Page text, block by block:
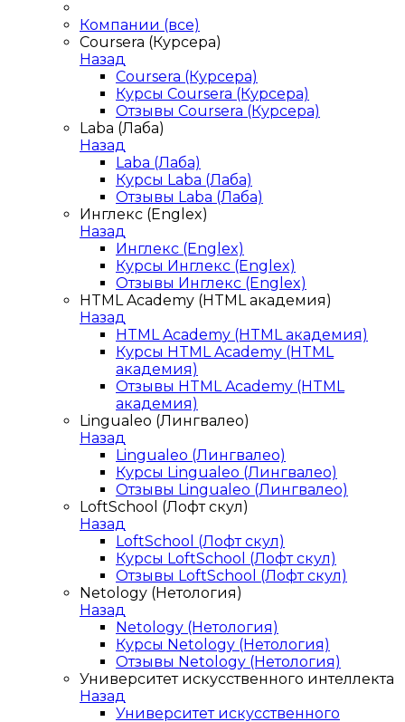
Компании (все)
Coursera (Курсера)
Назад
Coursera (Курсера)
Курсы Coursera (Курсера)
Отзывы Coursera (Курсера)
Laba (Лаба)
Назад
Laba (Лаба)
Курсы Laba (Лаба)
Отзывы Laba (Лаба)
Инглекс (Englex)
Назад
Инглекс (Englex)
Курсы Инглекс (Englex)
Отзывы Инглекс (Englex)
HTML Academy (HTML академия)
Назад
HTML Academy (HTML академия)
Курсы HTML Academy (HTML
академия)
Отзывы HTML Academy (HTML
академия)
Lingualeo (Лингвалео)
Назад
Lingualeo (Лингвалео)
Курсы Lingualeo (Лингвалео)
Отзывы Lingualeo (Лингвалео)
LoftSchool (Лофт скул)
Назад
LoftSchool (Лофт скул)
Курсы LoftSchool (Лофт скул)
Отзывы LoftSchool (Лофт скул)
Netology (Нетология)
Назад
Netology (Нетология)
Курсы Netology (Нетология)
Отзывы Netology (Нетология)
Университет искусственного интеллекта
Назад
Университет искусственного